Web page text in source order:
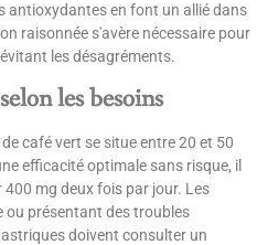
antioxydantes en font un allié dans
raisonnée s'avère nécessaire pour
les désagréments.
les besoins
café vert se situe entre 20 et 50
efficacité optimale sans risque, il
400 mg deux fois par jour. Les
ou présentant des troubles
doivent consulter un